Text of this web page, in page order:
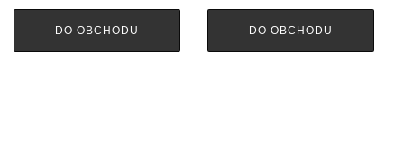
DO OBCHODU DO OBCHODU